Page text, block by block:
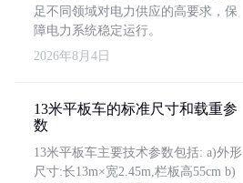
足不同领域对电力供应的高要求，保
障电力系统稳定运行。
2026年8月4日
13米平板车的标准尺寸和载重参
数
13米平板车主要技术参数包括: a)外形
尺寸:长13m×宽2.45m,栏板高55cm b)